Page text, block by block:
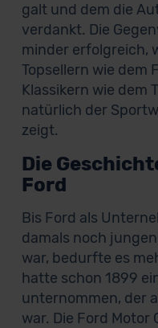
galt und dem die
verdankt. Die
minder erfolgreich,
Topsellern wie dem
Klassikern wie dem
natürlich der
zeigt.
Die
Ford
Bis Ford als
damals noch
war, bedurfte es
hatte schon 1899
unternommen, der
war. Die Ford Motor